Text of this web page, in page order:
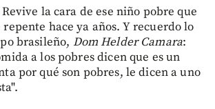
la cara de ese niño pobre que
hace ya años. Y recuerdo lo
brasileño, Dom Helder Camara:
a los pobres dicen que es un
por qué son pobres, le dicen a uno